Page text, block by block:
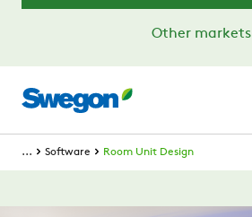
Other markets
... Software Room Unit Design